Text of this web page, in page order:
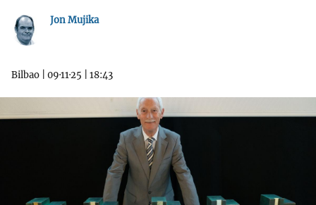
Jon Mujika
Bilbao 09·11·25 18:43